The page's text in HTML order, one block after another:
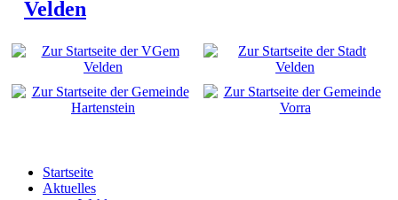
Startseite
Aktuelles